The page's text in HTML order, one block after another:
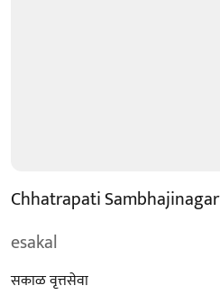
Chhatrapati Sambhajinagar
esakal
सकाळ वृत्तसेवा